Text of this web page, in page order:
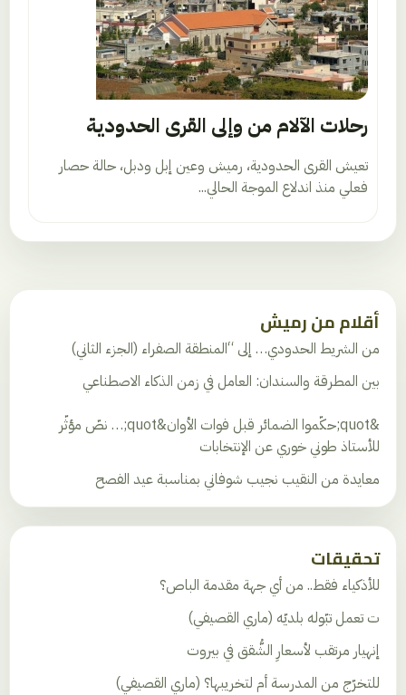
رحلات الآلام من وإلى القرى الحدودية
تعيش القرى الحدودية، رميش وعين إبل ودبل، حالة حصار
فعلي منذ اندلاع الموجة الحالي...
أقلام من رميش
من الشريط الحدودي… إلى “المنطقة الصفراء (الجزء الثاني)
بين المطرقة والسندان: العامل في زمن الذكاء الاصطناعي
&quot;حكّموا الضمائر قبل فوات الأوان&quot;… نصّ مؤثّر
للأستاذ طوني خوري عن الإنتخابات
معايدة من النقيب نجيب شوفاني بمناسبة عيد الفصح
تحقيقات
للأذكياء فقط.. من أي جهة مقدمة الباص؟
ت تعمل تبّوله بلديّه (ماري القصيفي)
إنهيار مرتقب لأسعارِ الشُّقق في بيروت
للتخرّج من المدرسة أم لتخريبها؟ (ماري القصيفي)